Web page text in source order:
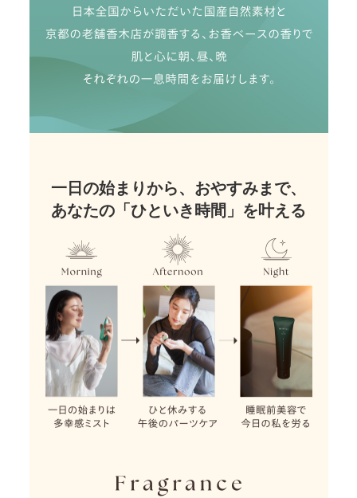
一日の始まりから、おやすみまで、
あなたの「ひといき時間」を叶える